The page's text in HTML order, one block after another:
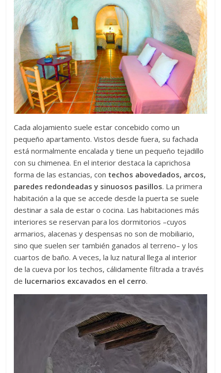
Cada alojamiento suele estar concebido como un
pequeño apartamento. Vistos desde fuera, su fachada
está normalmente encalada y tiene un pequeño tejadillo
con su chimenea. En el interior destaca la caprichosa
forma de las estancias, con techos abovedados, arcos,
paredes redondeadas y sinuosos pasillos. La primera
habitación a la que se accede desde la puerta se suele
destinar a sala de estar o cocina. Las habitaciones más
interiores se reservan para los dormitorios –cuyos
armarios, alacenas y despensas no son de mobiliario,
sino que suelen ser también ganados al terreno– y los
cuartos de baño. A veces, la luz natural llega al interior
de la cueva por los techos, cálidamente filtrada a través
de lucernarios excavados en el cerro.